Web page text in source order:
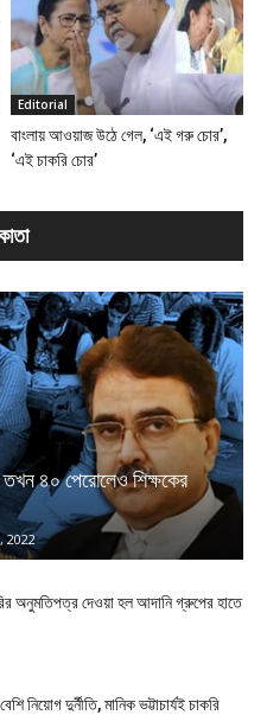
Editorial
বাংলায় আওয়াজ উঠে গেল, ‘এই গরু চোর’,
‘এই চাকরি চোর’
৪০ পেরোলেও শিক্ষকের
2022
অনুমতিপত্র দেওয়া হল আদানি গ্রুপের হাতে
নিয়োগ দুর্নীতি, মানিক ভট্টাচার্যই চাকরি